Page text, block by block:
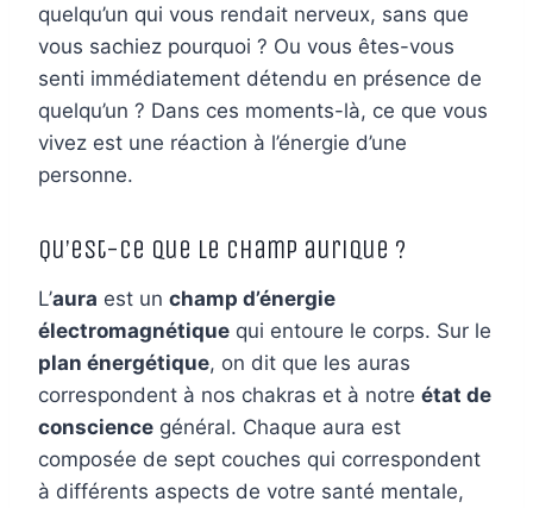
quelqu’un qui vous rendait nerveux, sans que
vous sachiez pourquoi ? Ou vous êtes-vous
senti immédiatement détendu en présence de
quelqu’un ? Dans ces moments-là, ce que vous
vivez est une réaction à l’énergie d’une
personne.
Qu’est-ce que le champ aurique ?
L’aura est un champ d’énergie
électromagnétique qui entoure le corps. Sur le
plan énergétique, on dit que les auras
correspondent à nos chakras et à notre état de
conscience général. Chaque aura est
composée de sept couches qui correspondent
à différents aspects de votre santé mentale,